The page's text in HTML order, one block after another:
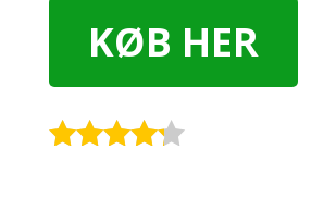
KØB HER